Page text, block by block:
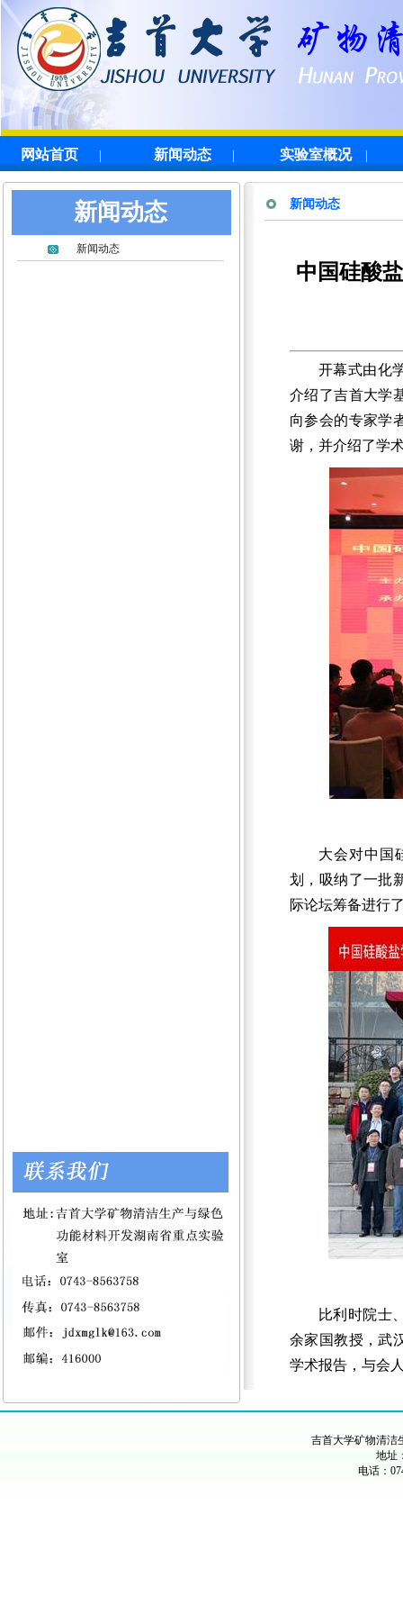
网站首页 | 新闻动态 | 实验室概况 |
新闻动态
新闻动态
新闻动态
中国硅酸
开幕式由化
介绍了吉首大学
向参会的专家学
谢，并介绍了学
大会对中国
划，吸纳了一批
际论坛筹备进行
比利时院士
余家国教授，武
学术报告，与会
吉首大学矿物清洁
地址
电话：